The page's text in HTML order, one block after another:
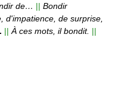
de… || Bondir
d'impatience, de surprise,
|| À ces mots, il bondit. ||